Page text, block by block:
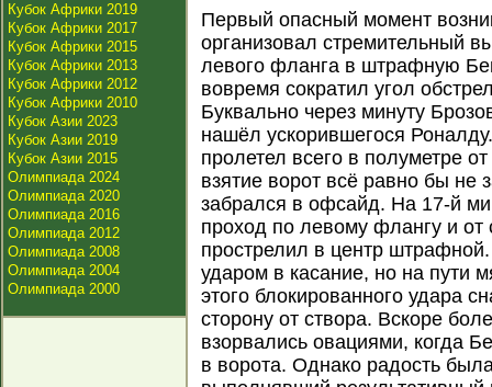
Кубок Африки 2019
Кубок Африки 2017
Кубок Африки 2015
Кубок Африки 2013
Кубок Африки 2012
Кубок Африки 2010
Кубок Азии 2023
Кубок Азии 2019
Кубок Азии 2015
Олимпиада 2024
Олимпиада 2020
Олимпиада 2016
Олимпиада 2012
Олимпиада 2008
Олимпиада 2004
Олимпиада 2000
Первый опасный момент
организовал стремительный
левого фланга в штрафную
вовремя сократил угол
Буквально через минуту
нашёл ускорившегося
пролетел всего в полуметре
взятие ворот всё равно бы не
забрался в офсайд. На 17-й
проход по левому флангу и
прострелил в центр
ударом в касание, но на пути
этого блокированного удара
сторону от створа. Вскоре
взорвались овациями, когда
в ворота. Однако радость